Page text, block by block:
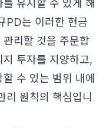
유지할 수 있게 해
PD는 이러한 현금
리할 것을 주문합
투자를 지양하고,
수 있는 범위 내에
리 원칙의 핵심입니